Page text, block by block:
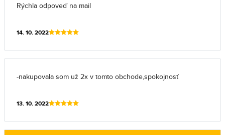
Rýchla odpoveď na mail
14. 10. 2022
-nakupovala som už 2x v tomto obchode,spokojnosť
13. 10. 2022